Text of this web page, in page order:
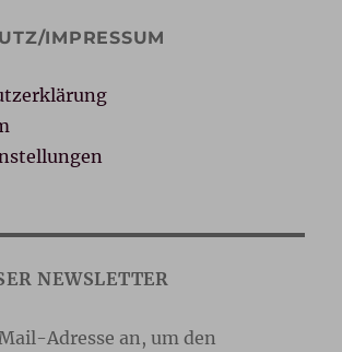
IMPRESSUM